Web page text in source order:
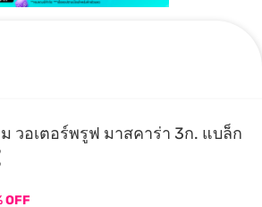
วอเตอร์พรูฟ มาสคาร่า 3ก. แบล็ก
OFF